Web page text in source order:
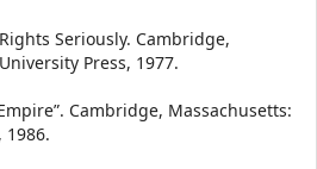
Seriously. Cambridge,
Press, 1977.
Cambridge, Massachusetts:
1986.